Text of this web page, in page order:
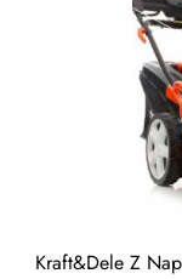
Kraft&Dele Z